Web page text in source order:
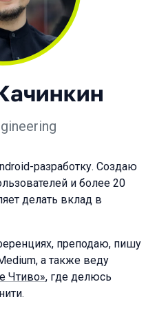
разработку. Создаю
и более 20
делать вклад в
преподаю, пишу
а также веду
Чтиво», где делюсь